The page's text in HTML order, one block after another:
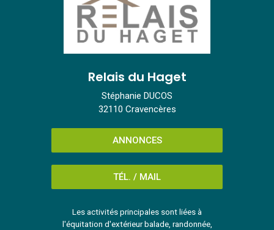
Relais du Haget
Stéphanie DUCOS
32110 Cravencères
ANNONCES
TÉL. / MAIL
Les activités principales sont liées à
l'équitation d'extérieur balade, randonnée,